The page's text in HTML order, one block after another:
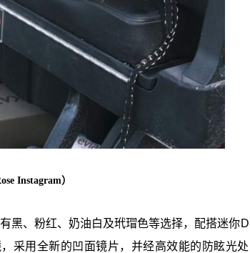
Instagram）
黑、粉红、奶油白及玳瑁色等选择，配搭迷你D
采用全新的凹面镜片，并经高效能的防眩光处